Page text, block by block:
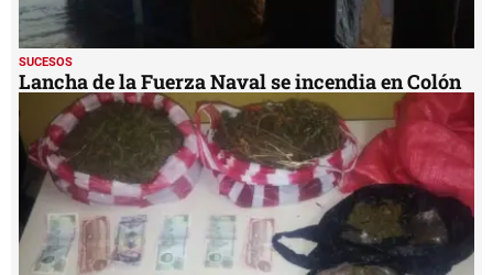
SUCESOS
Lancha de la Fuerza Naval se incendia en Colón